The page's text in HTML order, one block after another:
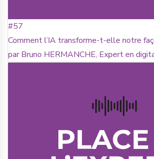
#57
Comment l’IA transforme-t-elle notre
par Bruno HERMANCHE, Expert en